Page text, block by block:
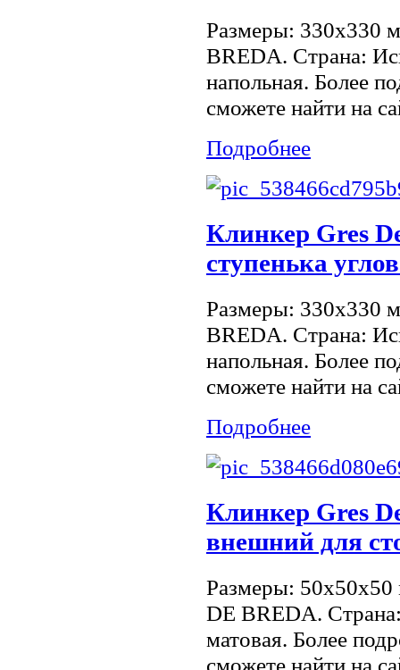
Размеры: 330x330
BREDA. Страна:
напольная. Более
сможете найти на
Подробнее
Клинкер Gres
ступенька
Размеры: 330x330
BREDA. Страна:
напольная. Более
сможете найти на
Подробнее
Клинкер Gres
внешний для
Размеры: 50x50x50
DE BREDA.
матовая. Более
сможете найти на